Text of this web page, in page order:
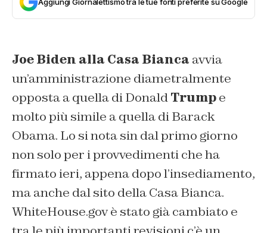
Joe Biden alla Casa Bianca avvia
un’amministrazione diametralmente
opposta a quella di DonaldTrumpe
molto più simile a quella di Barack
Obama. Lo si nota sin dal primo giorno
non solo per i provvedimenti che ha
firmato ieri, appena dopo l’insediamento,
ma anche dal sito della Casa Bianca.
WhiteHouse.gov è stato già cambiato e